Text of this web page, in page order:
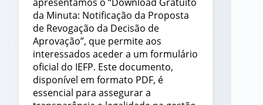
da Minuta: Notificação da Proposta
de Revogação da Decisão de
Aprovação”, que permite aos
interessados aceder a um formulário
oficial do IEFP. Este documento,
disponível em formato PDF, é
essencial para assegurar a